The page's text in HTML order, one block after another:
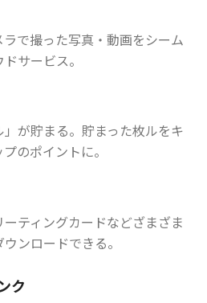
で撮った写真・動画をシーム
サービス。
が貯まる。貯まった枚ルをキ
のポイントに。
ティングカードなどざまざま
ンロードできる。
ク